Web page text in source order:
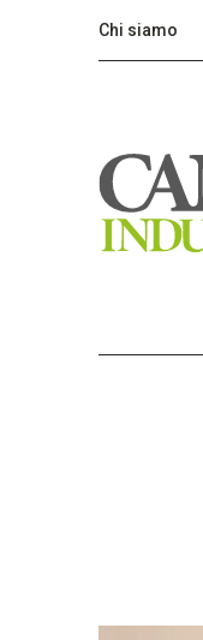
Chi siamo